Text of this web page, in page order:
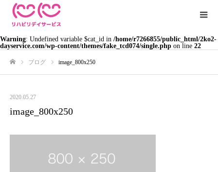
Warning: Undefined variable $cat_id in /home/r7266855/public_html/2ko2-
dayservice.com/wp-content/themes/fake_tcd074/single.php on line 22
ブログ image_800x250
2020.05.27
image_800x250